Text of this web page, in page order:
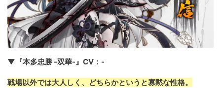
▼『本多忠勝 -双華-』CV：-
戦場以外では大人しく、どちらかというと寡黙な性格。